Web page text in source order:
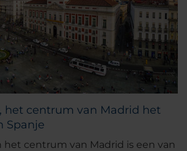
het centrum van Madrid het
Spanje
het centrum van Madrid is een van